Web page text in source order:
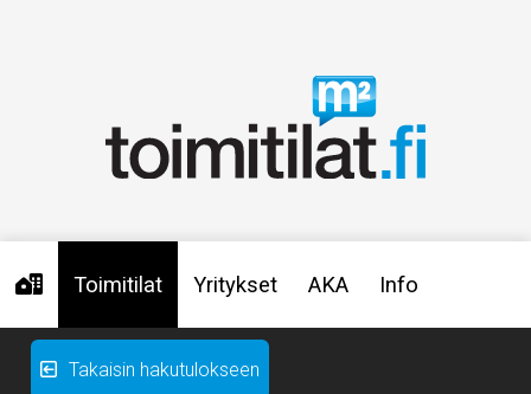
Toimitilat Yritykset AKA Info
Takaisin hakutulokseen